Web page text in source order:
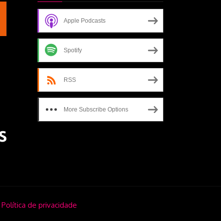
escrita-de-um-filme
Apple Podcasts
Spotify
RSS
More Subscribe Options
Política de privacidade